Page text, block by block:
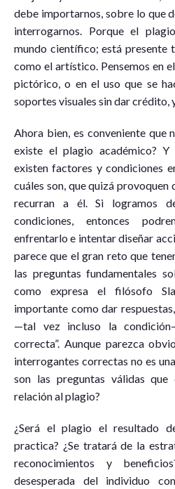
debe importarnos, sobre lo que
interrogarnos. Porque el
mundo científico; está presente
como el artístico. Pensemos en
pictórico, o en el uso que se
soportes visuales sin dar crédito,
Ahora bien, es conveniente que
existe el plagio académico?
existen factores y condiciones
cuáles son, que quizá provoquen
recurran a él. Si logramos
condiciones, entonces
enfrentarlo e intentar diseñar
parece que el gran reto que
las preguntas fundamentales
como expresa el filósofo
importante como dar
—tal vez incluso la
correcta”. Aunque parezca
interrogantes correctas no es
son las preguntas válidas que
relación al plagio?
¿Será el plagio el resultado
practica? ¿Se tratará de la
reconocimientos y
desesperada del individuo